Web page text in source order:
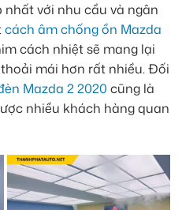
với nhu cầu và ngân
cách âm chống ồn Mazda
cách nhiệt sẽ mang lại
mái hơn rất nhiều. Đối
Mazda 2 2020 cũng là
nhiều khách hàng quan